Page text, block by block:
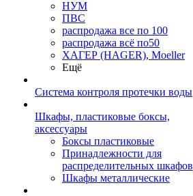
НУМ
ПВС
распродажа все по 100
распродажа всё по50
ХАГЕР (HAGER), Moeller
Ещё
Система контроля протечки воды
Шкафы, пластиковые боксы,
аксессуары
Боксы пластиковые
Принадлежности для
распределительных шкафов
Шкафы металлические